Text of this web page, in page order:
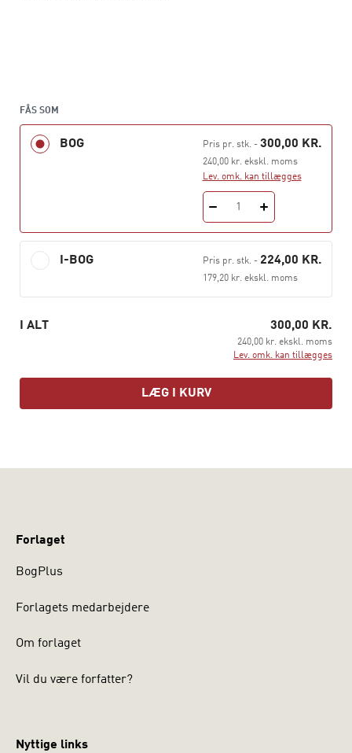
FÅS SOM
BOG Pris pr. stk.- 300,00 KR.
240,00 kr. ekskl. moms
Lev. omk. kan tillægges
1
I-BOG Pris pr. stk.- 224,00 KR.
179,20 kr. ekskl. moms
I ALT 300,00 KR.
240,00 kr. ekskl. moms
Lev. omk. kan tillægges
LÆG I KURV
Forlaget
BogPlus
Forlagets medarbejdere
Om forlaget
Vil du være forfatter?
Nyttige links